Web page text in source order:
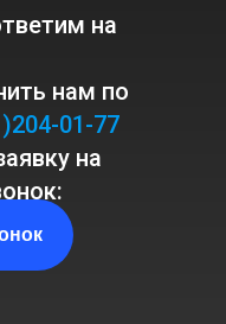
на
нам по
01-77
на